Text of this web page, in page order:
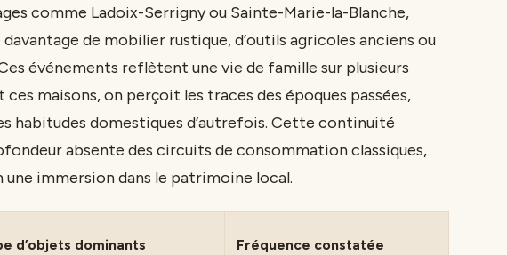
comme Ladoix-Serrigny ou Sainte-Marie-la-Blanche,
de mobilier rustique, d’outils agricoles anciens ou
événements reflètent une vie de famille sur plusieurs
maisons, on perçoit les traces des époques passées,
habitudes domestiques d’autrefois. Cette continuité
absente des circuits de consommation classiques,
immersion dans le patrimoine local.
d’objets dominants Fréquence constatée